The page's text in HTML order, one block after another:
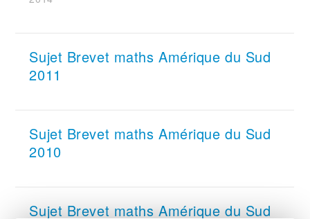
Sujet Brevet maths Amérique du Sud
2011
Sujet Brevet maths Amérique du Sud
2010
Sujet Brevet maths Amérique du Sud